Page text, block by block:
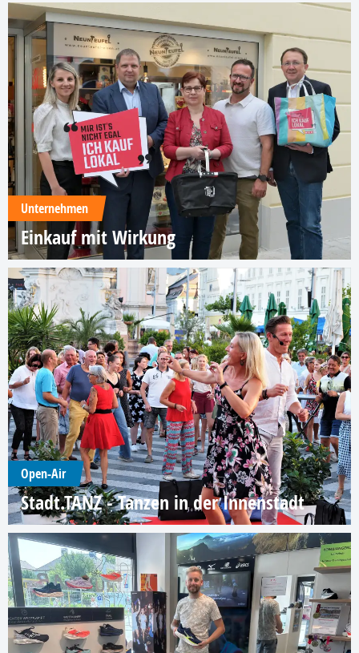
Unternehmen
Einkauf mit Wirkung
Open-Air
Stadt.TANZ - Tanzen in der Innenstadt